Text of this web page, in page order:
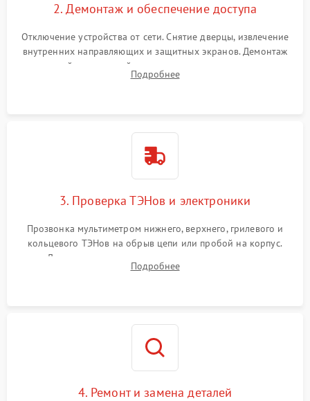
2. Демонтаж и обеспечение доступа
Отключение устройства от сети. Снятие дверцы, извлечение
внутренних направляющих и защитных экранов. Демонтаж
задней или верхней панели для прямого доступа к
нагревательным элементам, плате и вентиляторам.
Подробнее
3. Проверка ТЭНов и электроники
Прозвонка мультиметром нижнего, верхнего, грилевого и
кольцевого ТЭНов на обрыв цепи или пробой на корпус.
Диагностика термостата, датчиков температуры,
переключателя режимов и мотора конвекции.
Подробнее
4. Ремонт и замена деталей